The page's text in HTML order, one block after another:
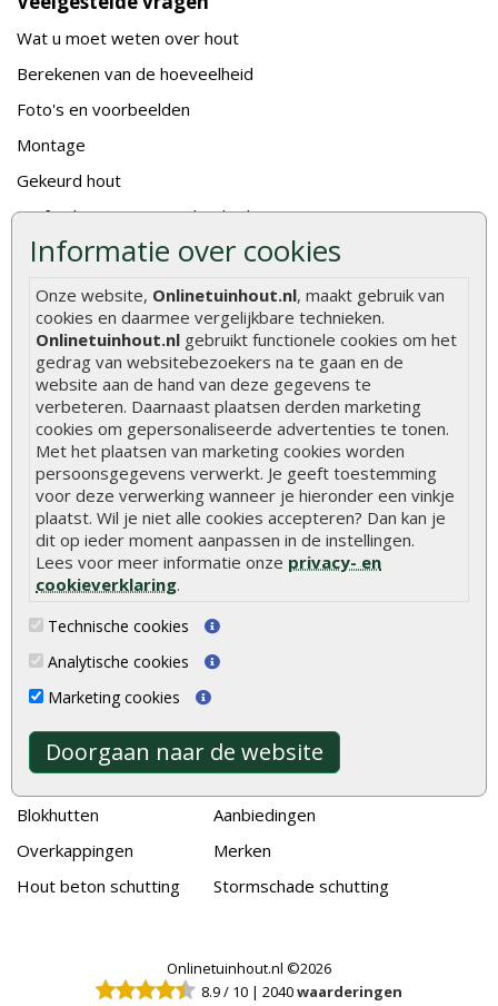
Informatie over cookies
Onze website, Onlinetuinhout.nl, maakt gebruik van
cookies en daarmee vergelijkbare technieken.
Onlinetuinhout.nl gebruikt functionele cookies om het
gedrag van websitebezoekers na te gaan en de
website aan de hand van deze gegevens te
verbeteren. Daarnaast plaatsen derden marketing
cookies om gepersonaliseerde advertenties te tonen.
Met het plaatsen van marketing cookies worden
persoonsgegevens verwerkt. Je geeft toestemming
voor deze verwerking wanneer je hieronder een vinkje
plaatst. Wil je niet alle cookies accepteren? Dan kan je
dit op ieder moment aanpassen in de instellingen.
Lees voor meer informatie onze privacy- en
cookieverklaring.
Technische cookies
Analytische cookies
Marketing cookies
Doorgaan naar de website
Wat u moet weten over hout
Berekenen van de hoeveelheid
Foto's en voorbeelden
Montage
Gekeurd hout
De fundering van een vlonder leggen
Hoe zelf een houten overkapping maken
Hoe zelf een vlonder leggen
Hoe betonpaal plaatsen
Hoe schutting plaatsen
De 9 beste tuinschermen van Onlinetuinhout.nl
Stijlvolle houtsoorten voor in de tuin
Duurzame tuin
Welke palen voor een schapenhek
Alle populaire categorieën
Schutting
Vlonderplanken
Tuinpalen
Tuinhekken
Tuinhuizen
Blokhutten
Overkappingen
Hout beton schutting
Tuinschermen
Schuttingplanken
Douglas hout
Rabatdelen
Aanbiedingen
Merken
Stormschade schutting
Onlinetuinhout.nl ©2026
8.9/ 10 | 2040waarderingen